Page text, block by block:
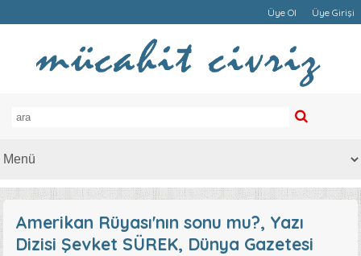
Üye Ol Üye Girişi
Amerikan Rüyası'nın sonu mu?, Yazı
Dizisi Şevket SÜREK, Dünya Gazetesi